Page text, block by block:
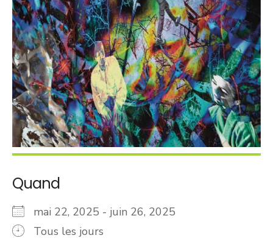
Quand
mai 22, 2025 - juin 26, 2025
Tous les jours